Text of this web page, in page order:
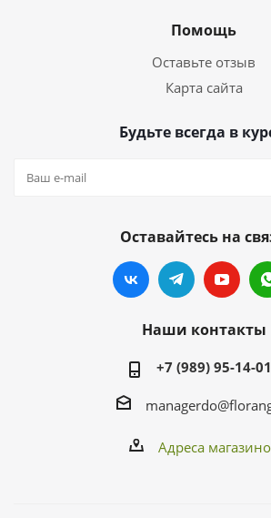
Помощь
Оставьте отзыв
Карта сайта
Будьте всегда в
Оставайтесь на
Наши контакты
+7 (989) 95-14-
Адреса